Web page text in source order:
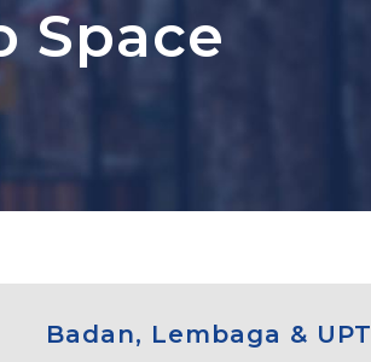
Space
Badan, Lembaga & UPT